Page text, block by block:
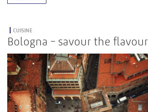
CUISINE
Bologna – savour the flavour